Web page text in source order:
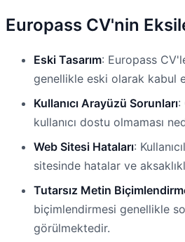
Europass CV'nin
Eski Tasarım: Europass
genellikle eski olarak kabul
Kullanıcı Arayüzü Sorunları:
kullanıcı dostu olmaması
Web Sitesi Hataları:
sitesinde hatalar ve
Tutarsız Metin
biçimlendirmesi genellikle
görülmektedir.